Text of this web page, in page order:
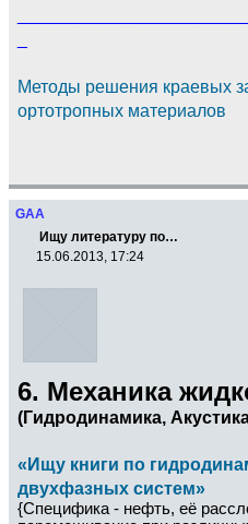
Методы решения краевых
ортотропных материалов
GAA
Ищу литературу по…
15.06.2013, 17:24
6. Механика
(Гидродинамика,
«Ищу книги по
двухфазных систем»
{Специфика - нефть, её